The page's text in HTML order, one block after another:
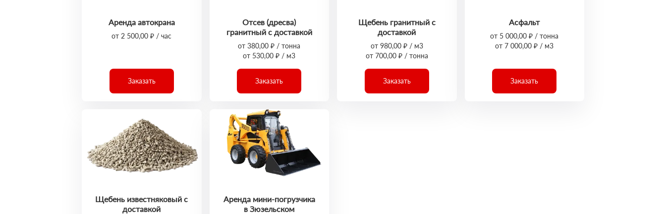
Аренда автокрана
от 2 500,00 ₽ / час
Заказать
Отсев (дресва)
гранитный с доставкой
от 380,00 ₽ / тонна
от 530,00 ₽ / м3
Заказать
Щебень гранитный с
доставкой
от 980,00 ₽ / м3
от 700,00 ₽ / тонна
Заказать
Асфальт
от 5 000,00 ₽ / тонна
от 7 000,00 ₽ / м3
Заказать
Щебень известняковый с
доставкой
Аренда мини-погрузчика
в Зюзельском